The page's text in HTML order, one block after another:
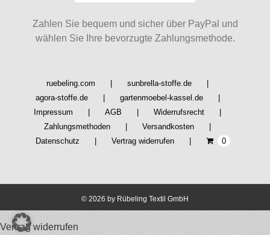
Zahlen Sie bequem und sicher über PayPal und
wählen Sie Ihre bevorzugte Zahlungsmethode.
ruebeling.com
sunbrella-stoffe.de
agora-stoffe.de
gartenmoebel-kassel.de
Impressum
AGB
Widerrufsrecht
Zahlungsmethoden
Versandkosten
Datenschutz
Vertrag widerrufen 0
© 2026 by Rübeling Textil GmbH
Vertrag widerrufen